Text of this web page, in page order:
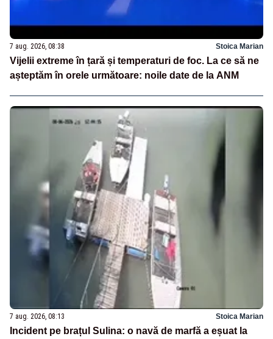
7 aug. 2026, 08:38 Stoica Marian
Vijelii extreme în țară și temperaturi de foc. La ce să ne
așteptăm în orele următoare: noile date de la ANM
7 aug. 2026, 08:13 Stoica Marian
Incident pe brațul Sulina: o navă de marfă a eșuat la